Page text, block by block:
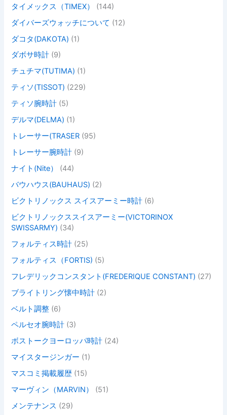
タイメックス（TIMEX）
(144)
ダイバーズウォッチについて (12)
ダコタ(DAKOTA) (1)
ダボサ時計 (9)
チュチマ(TUTIMA) (1)
ティソ(TISSOT) (229)
ティソ腕時計 (5)
デルマ(DELMA) (1)
トレーサー(TRASER (95)
トレーサー腕時計 (9)
ナイト(Nite）
(44)
バウハウス(BAUHAUS) (2)
ビクトリノックス スイスアーミー時計 (6)
ビクトリノックススイスアーミー(VICTORINOX
SWISSARMY) (34)
フォルティス時計 (25)
フォルティス（FORTIS) (5)
フレデリックコンスタント(FREDERIQUE CONSTANT) (27)
ブライトリング懐中時計 (2)
ベルト調整 (6)
ペルセオ腕時計 (3)
ボストークヨーロッパ時計 (24)
マイスタージンガー (1)
マスコミ掲載履歴 (15)
マーヴィン（MARVIN）
(51)
メンテナンス (29)